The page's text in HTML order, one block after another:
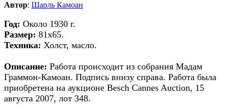
Автор: Шарль Камоан
Год: Около 1930 г.
Размер: 81х65.
Техника: Холст, масло.
Описание: Работа происходит из собрания Мадам
Граммон-Камоан. Подпись внизу справа. Работа была
приобретена на аукционе Besch Cannes Auction, 15
августа 2007, лот 348.